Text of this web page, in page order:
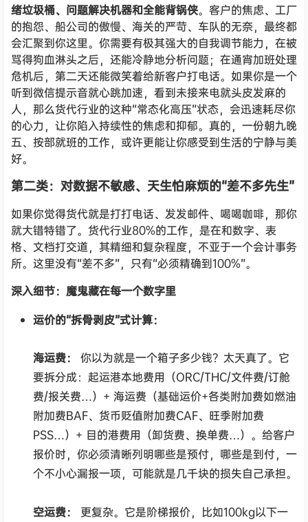
绪垃圾桶、问题解决机器和全能背锅侠。客户的焦虑、工厂
的抱怨、船公司的傲慢、海关的严苛、车队的无奈，最终都
会汇聚到你这里。你需要有极其强大的自我调节能力，在被
骂得狗血淋头之后，还能冷静地分析问题；在通宵加班处理
危机后，第二天还能微笑着给新客户打电话。如果你是一个
听到微信提示音就心跳加速，看到未接来电就头皮发麻的
人，那么货代行业的这种“常态化高压”状态，会迅速耗尽你
的心力，让你陷入持续性的焦虑和抑郁。真的，一份朝九晚
五、按部就班的工作，或许更能让你感受到生活的宁静与美
好。
第二类：对数据不敏感、天生怕麻烦的“差不多先生”
如果你觉得货代就是打打电话、发发邮件、喝喝咖啡，那你
就大错特错了。货代行业80%的工作，是在和数字、表
格、文档打交道，其精细和复杂程度，不亚于一个会计事务
所。这里没有“差不多”，只有“必须精确到100%”。
深入细节：魔鬼藏在每一个数字里
运价的“拆骨剥皮”式计算：
海运费：
你以为就是一个箱子多少钱？太天真了。它
要拆分成：起运港本地费用（ORC/THC/文件费/订舱
费/报关费…）+ 海运费（基础运价+各类附加费如燃油
附加费BAF、货币贬值附加费CAF、旺季附加费
PSS…）+ 目的港费用（卸货费、换单费…）。给客户
报价时，你必须清晰列明哪些是预付，哪些是到付，一
个不小心漏报一项，可能就是几千块的损失自己承担。
空运费：
更复杂。它是阶梯报价，比如100kg以下一